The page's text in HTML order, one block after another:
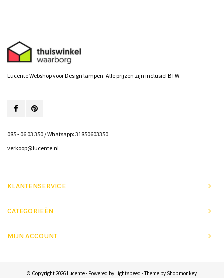
Lucente Webshop voor Design lampen. Alle prijzen zijn inclusief BTW.
085 - 06 03 350 / Whatsapp: 31850603350
verkoop@lucente.nl
KLANTENSERVICE
CATEGORIEËN
MIJN ACCOUNT
© Copyright 2026 Lucente - Powered by Lightspeed - Theme by Shopmonkey